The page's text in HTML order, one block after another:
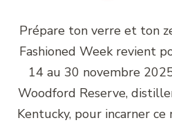
Prépare ton verre et ton
Fashioned Week revient
14 au 30 novembre
Woodford Reserve,
Kentucky, pour incarner